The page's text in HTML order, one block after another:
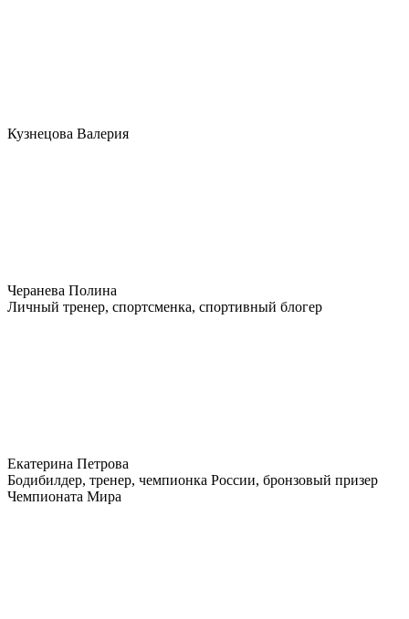
Кузнецова Валерия
Черанева Полина
Личный тренер, спортсменка, спортивный блогер
Екатерина Петрова
Бодибилдер, тренер, чемпионка России, бронзовый призер
Чемпионата Мира